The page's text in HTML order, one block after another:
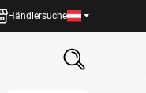
Händlersuche